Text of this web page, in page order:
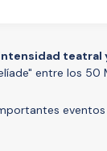
teatral
entre los